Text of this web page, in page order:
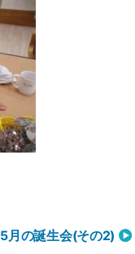
5月の誕生会(その2)